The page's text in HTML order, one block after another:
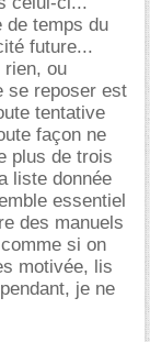
de temps du
future...
rien, ou
se reposer est
tentative
façon ne
plus de trois
liste donnée
essentiel
des manuels
si on
motivée, lis
je ne